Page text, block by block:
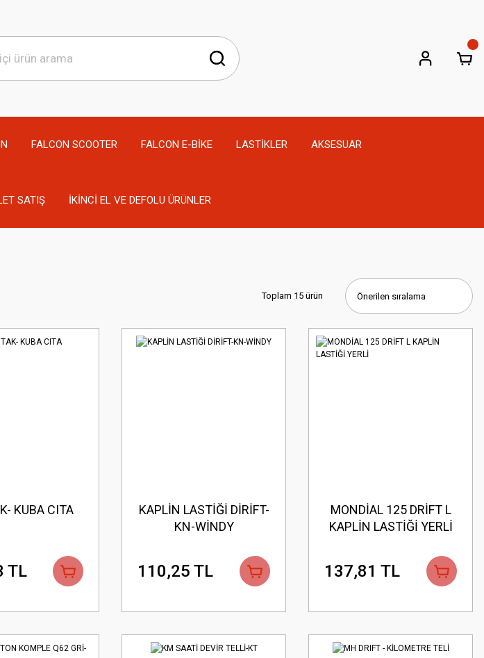
FALCON SCOOTER FALCON E-BİKE LASTİKLER AKSESUAR
SATIŞ İKİNCİ EL VE DEFOLU ÜRÜNLER
Toplam 15 ürün
KUBA CITA
TL
KAPLİN LASTİĞİ DİRİFT-
KN-WİNDY
110,25 TL
MONDİAL 125 DRİFT L
KAPLİN LASTİĞİ YERLİ
137,81 TL